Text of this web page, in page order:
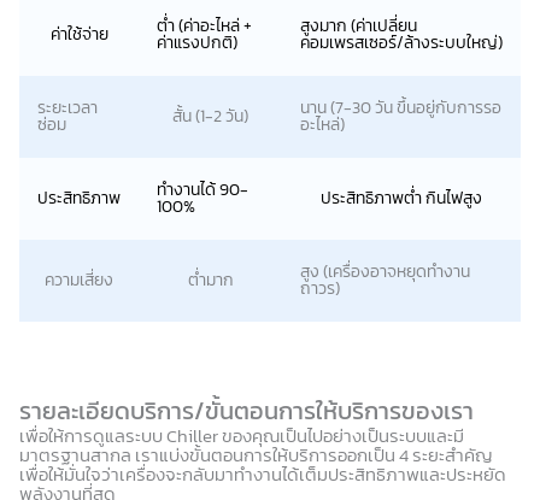
ค่าใช้จ่าย ต่ำ (ค่าอะไหล่ +
ค่าแรงปกติ)
สูงมาก (ค่าเปลี่ยน
คอมเพรสเซอร์/ล้างระบบใหญ่)
ระยะเวลา
ซ่อม สั้น (1-2 วัน) นาน (7-30 วัน ขึ้นอยู่กับการรอ
อะไหล่)
ประสิทธิภาพ ทำงานได้ 90-
100% ประสิทธิภาพต่ำ กินไฟสูง
ความเสี่ยง ต่ำมาก สูง (เครื่องอาจหยุดทำงาน
ถาวร)
รายละเอียดบริการ/ขั้นตอนการให้บริการของเรา
เพื่อให้การดูแลระบบ Chiller ของคุณเป็นไปอย่างเป็นระบบและมี
มาตรฐานสากล เราแบ่งขั้นตอนการให้บริการออกเป็น 4 ระยะสำคัญ
เพื่อให้มั่นใจว่าเครื่องจะกลับมาทำงานได้เต็มประสิทธิภาพและประหยัด
พลังงานที่สุด